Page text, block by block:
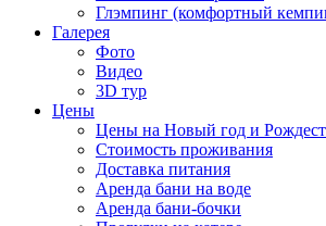
Глэмпинг (комфортный
Галерея
Фото
Видео
3D тур
Цены
Цены на Новый год и
Стоимость проживания
Доставка питания
Аренда бани на воде
Аренда бани-бочки